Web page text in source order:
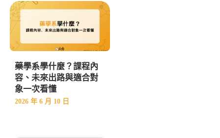
藥學系學什麼？課程內
容、未來出路與適合對
象一次看懂
2026 年 6 月 10 日